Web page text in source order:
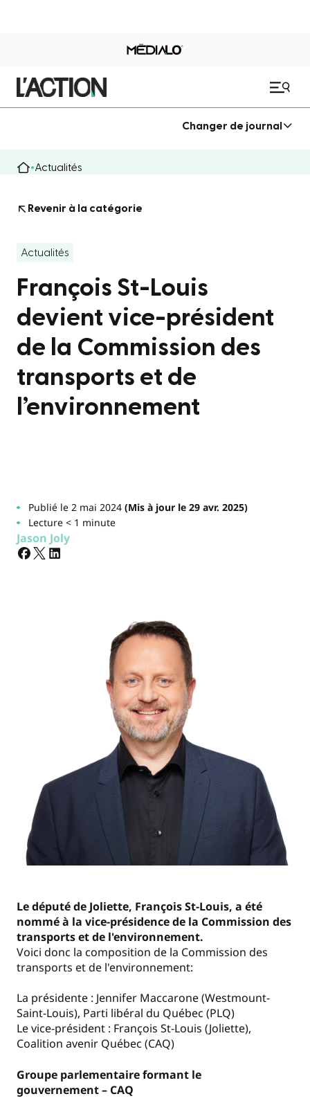
Changer de journal
Actualités
Revenir à la catégorie
Actualités
François St-Louis
devient vice-président
de la Commission des
transports et de
l’environnement
Publié le 2 mai 2024(Mis à jour le 29 avr. 2025)
Lecture < 1 minute
Jason Joly
Le député de Joliette, François St-Louis, a été
nommé à la vice-présidence de la Commission des
transports et de l'environnement.
Voici donc la composition de la Commission des
transports et de l'environnement:
La présidente : Jennifer Maccarone (Westmount-
Saint-Louis), Parti libéral du Québec (PLQ)
Le vice-président : François St-Louis (Joliette),
Coalition avenir Québec (CAQ)
Groupe parlementaire formant le
gouvernement– CAQ